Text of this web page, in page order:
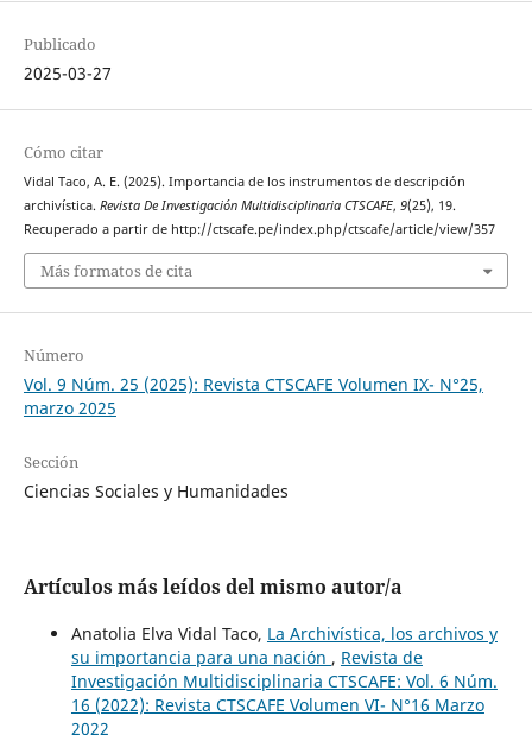
Publicado
2025-03-27
Cómo citar
Vidal Taco, A. E. (2025). Importancia de los instrumentos de descripción
archivística. Revista De Investigación Multidisciplinaria CTSCAFE, 9(25), 19.
Recuperado a partir de http://ctscafe.pe/index.php/ctscafe/article/view/357
Más formatos de cita
Número
Vol. 9 Núm. 25 (2025): Revista CTSCAFE Volumen IX- N°25,
marzo 2025
Sección
Ciencias Sociales y Humanidades
Artículos más leídos del mismo autor/a
Anatolia Elva Vidal Taco, La Archivística, los archivos y
su importancia para una nación , Revista de
Investigación Multidisciplinaria CTSCAFE: Vol. 6 Núm.
16 (2022): Revista CTSCAFE Volumen VI- N°16 Marzo
2022